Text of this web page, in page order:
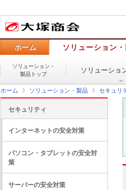
ホーム ソリューション
ソリューション・
製品トップ
ソリューショ
ホーム ソリューション・製品 セキュリ
セキュリティ
インターネットの安全対策
パソコン・タブレットの安全対
策
サーバーの安全対策